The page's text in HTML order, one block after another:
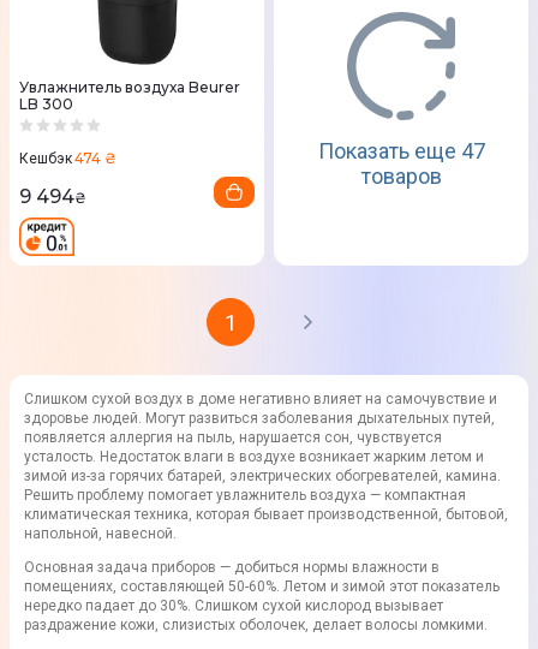
Увлажнитель воздуха Beurer
LB 300
Кешбэк474 ₴
9 494₴
Показать еще 47
товаров
1
Слишком сухой воздух в доме негативно влияет на самочувствие и
здоровье людей. Могут развиться заболевания дыхательных путей,
появляется аллергия на пыль, нарушается сон, чувствуется
усталость. Недостаток влаги в воздухе возникает жарким летом и
зимой из-за горячих батарей, электрических обогревателей, камина.
Решить проблему помогает увлажнитель воздуха — компактная
климатическая техника, которая бывает производственной, бытовой,
напольной, навесной.
Основная задача приборов — добиться нормы влажности в
помещениях, составляющей 50-60%. Летом и зимой этот показатель
нередко падает до 30%. Слишком сухой кислород вызывает
раздражение кожи, слизистых оболочек, делает волосы ломкими.